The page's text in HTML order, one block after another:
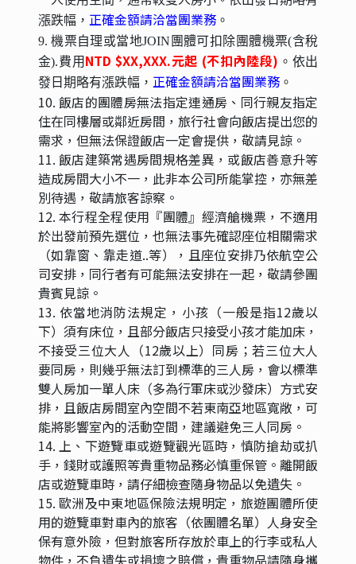
漲跌幅， 正確金額請洽當團業務。
9. 機票自理或當地JOIN團體可扣除團體機票(含稅
金).費用 NTD $XX,XXX.元起 (不扣內陸段) 。依出
發日期略有漲跌幅， 正確金額請洽當團業務。
10. 飯店的團體房無法指定連通房、同行親友指定
住在同樓層或鄰近房間，旅行社會向飯店提出您的
需求，但無法保證飯店一定會提供，敬請見諒。
11. 飯店建築常遇房間規格差異，或飯店善意升等
造成房間大小不一，此非本公司所能掌控，亦無差
別待遇，敬請旅客諒察。
12. 本行程全程使用『團體』經濟艙機票，不適用
於出發前預先選位，也無法事先確認座位相關需求
（如靠窗、靠走道..等），且座位安排乃依航空公
司安排，同行者有可能無法安排在一起，敬請參團
貴賓見諒。
13. 依當地消防法規定，小孩（一般是指12歲以
下）須有床位，且部分飯店只接受小孩才能加床，
不接受三位大人（12歲以上）同房；若三位大人
要同房，則幾乎無法訂到標準的三人房，會以標準
雙人房加一單人床（多為行軍床或沙發床）方式安
排，且飯店房間室內空間不若東南亞地區寬敞，可
能將影響室內的活動空間，建議避免三人同房。
14. 上、下遊覽車或遊覽觀光區時，慎防搶劫或扒
手，錢財或護照等貴重物品務必慎重保管。離開飯
店或遊覽車時，請仔細檢查隨身物品以免遺失。
15. 歐洲及中東地區保險法規明定，旅遊團體所使
用的遊覽車對車內的旅客（依團體名單）人身安全
保有意外險，但對旅客所存放於車上的行李或私人
物件，不負遺失或損壞之賠償，貴重物品請隨身攜